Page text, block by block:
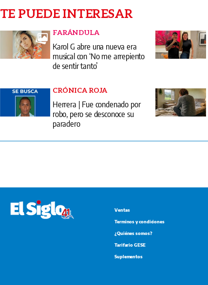
TE PUEDE INTERESAR
FARÁNDULA
Karol G abre una nueva era
musical con ‘No me arrepiento
de sentir tanto’
CRÓNICA ROJA
Herrera | Fue condenado por
robo, pero se desconoce su
paradero
Suplementos